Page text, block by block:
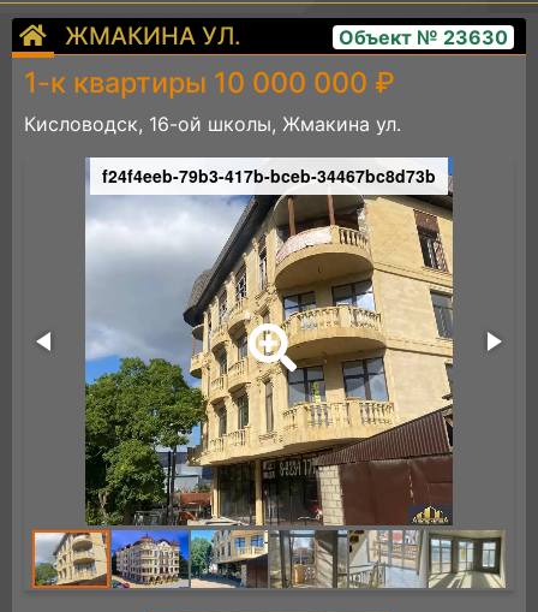
ЖМАКИНА УЛ. Объект № 23630
1-к квартиры 10 000 000 ₽
Кисловодск, 16-ой школы, Жмакина ул.
f24f4eeb-79b3-417b-bceb-34467bc8d73b